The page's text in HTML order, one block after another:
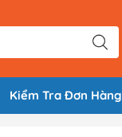
Kiểm Tra Đơn Hàng